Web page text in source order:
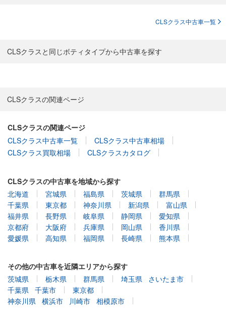
CLSクラス中古車一覧
CLSクラスと同じボティタイプから中古車を探す
CLSクラスの関連ページ
CLSクラスの関連ページ
CLSクラス中古車一覧
CLSクラス中古車相場
CLSクラス買取相場
CLSクラスカタログ
CLSクラスの中古車を地域から探す
北海道
宮城県 福島県 茨城県
群馬県
千葉県
東京都 神奈川県 新潟県
富山県
福井県
長野県 岐阜県 静岡県
愛知県
京都府
大阪府 兵庫県 岡山県
香川県
愛媛県
高知県 福岡県 長崎県 熊本県
その他の中古車を近隣エリアから探す
茨城県
栃木県 群馬県 埼玉県
さいたま市
千葉県
千葉市
東京都
神奈川県
横浜市 川崎市 相模原市